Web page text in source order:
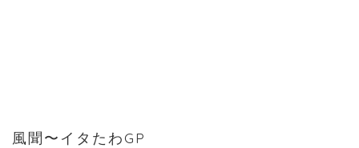
風聞〜イタたわGP